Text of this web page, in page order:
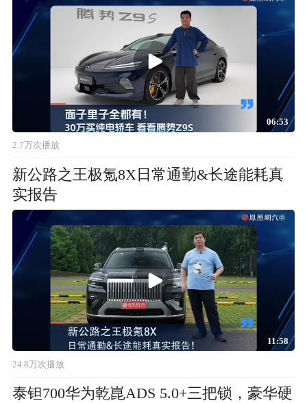
06:53
2.7万次播放
新公路之王极氪8X日常通勤&长途能耗真
实报告
11:58
24.8万次播放
泰钽700华为乾崑ADS 5.0+三把锁，豪华硬